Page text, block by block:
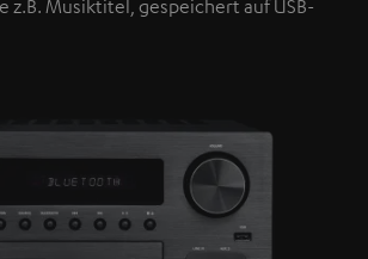
z.B. Musiktitel, gespeichert auf USB-